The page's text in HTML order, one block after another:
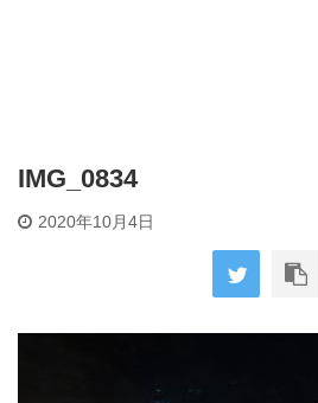
IMG_0834
2020年10月4日